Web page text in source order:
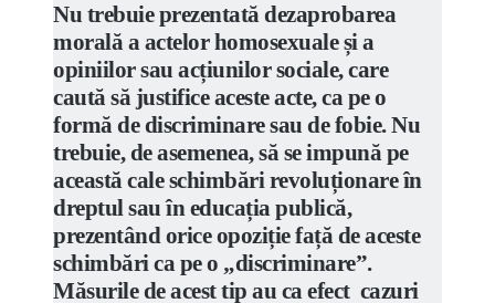
Nu trebuie prezentată dezaprobarea
morală a actelor homosexuale și a
opiniilor sau acțiunilor sociale, care
caută să justifice aceste acte, ca pe o
formă de discriminare sau de fobie. Nu
trebuie, de asemenea, să se impună pe
această cale schimbări revoluționare în
dreptul sau în educația publică,
prezentând orice opoziție față de aceste
schimbări ca pe o „discriminare”.
Măsurile de acest tip au ca efect cazuri